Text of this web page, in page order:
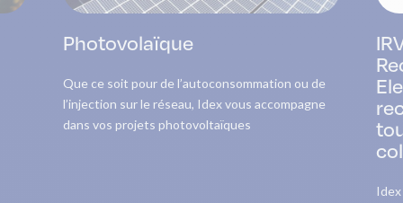
Photovolaïque
Que ce soit pour de l’autoconsommation ou de
l’injection sur le réseau, Idex vous accompagne
dans vos projets photovoltaïques